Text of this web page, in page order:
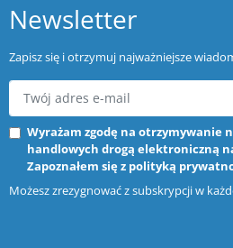
Newsletter
Zapisz się i otrzymuj najważniejsze
Wyrażam zgodę na otrzymywanie
handlowych drogą elektroniczną
Zapoznałem się z polityką
Możesz zrezygnować z subskrypcji w